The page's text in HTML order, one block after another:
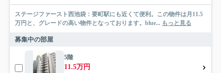
ステージファースト西池袋：要町駅にも近くて便利。この物件は月11.5
万円と、グレードの高い物件となっております。blue... もっと見る
募集中の部屋
5階
11.5万円